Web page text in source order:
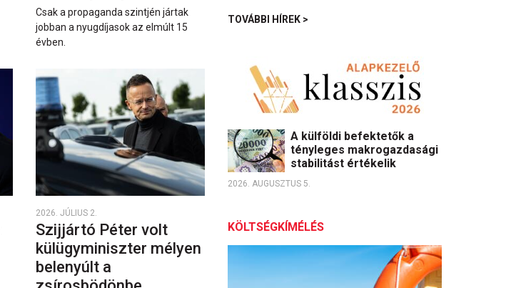
Csak a propaganda szintjén jártak
jobban a nyugdíjasok az elmúlt 15
évben.
2026. JÚLIUS 2.
Szijjártó Péter volt
külügyminiszter mélyen
belenyúlt a
TOVÁBBI HÍREK >
A külföldi befektetők a
tényleges makrogazdasági
stabilitást értékelik
2026. AUGUSZTUS 5.
KÖLTSÉGKÍMÉLÉS